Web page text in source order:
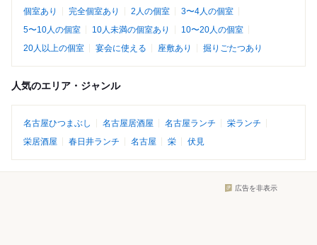
個室あり 完全個室あり 2人の個室
3〜4人の個室
5〜10人の個室
10人未満の個室あり
10〜20人の個室
20人以上の個室
宴会に使える 座敷あり 掘りごたつあり
人気のエリア・ジャンル
名古屋ひつまぶし 名古屋居酒屋 名古屋ランチ
栄ランチ
栄居酒屋
春日井ランチ 名古屋 栄 伏見
広告を非表示